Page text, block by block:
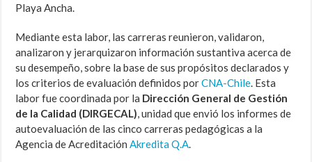
Playa Ancha.
Mediante esta labor, las carreras reunieron, validaron,
analizaron y jerarquizaron información sustantiva acerca de
su desempeño, sobre la base de sus propósitos declarados y
los criterios de evaluación definidos porCNA-Chile. Esta
labor fue coordinada por la Dirección General de Gestión
de la Calidad (DIRGECAL), unidad que envió los informes de
autoevaluación de las cinco carreras pedagógicas a la
Agencia de AcreditaciónAkredita Q.A.